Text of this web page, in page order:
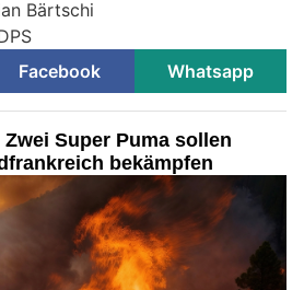
Bärtschi
Facebook Whatsapp
Super Puma sollen
bekämpfen